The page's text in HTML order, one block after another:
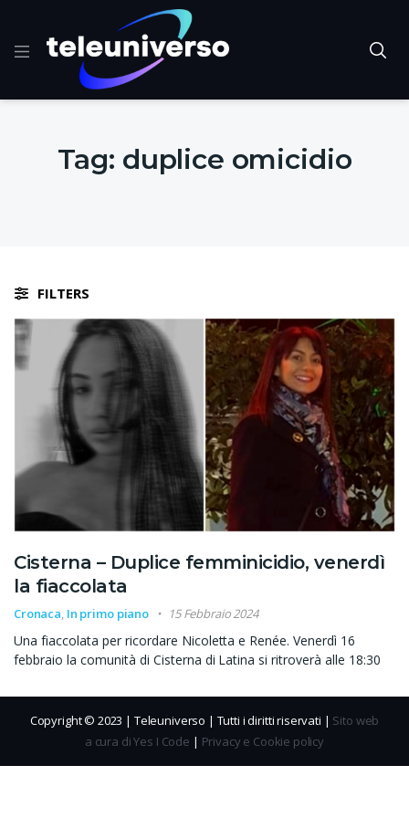
Tag: duplice omicidio
FILTERS
Cisterna – Duplice femminicidio, venerdì
la fiaccolata
Cronaca, In primo piano 15 Febbraio 2024
Una fiaccolata per ricordare Nicoletta e Renée. Venerdì 16
febbraio la comunità di Cisterna di Latina si ritroverà alle 18:30
Copyright © 2023 | Teleuniverso | Tutti i diritti riservati | Sito web
a cura di Yes I Code | Privacy e Cookie policy